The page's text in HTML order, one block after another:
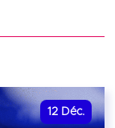
12 Déc.